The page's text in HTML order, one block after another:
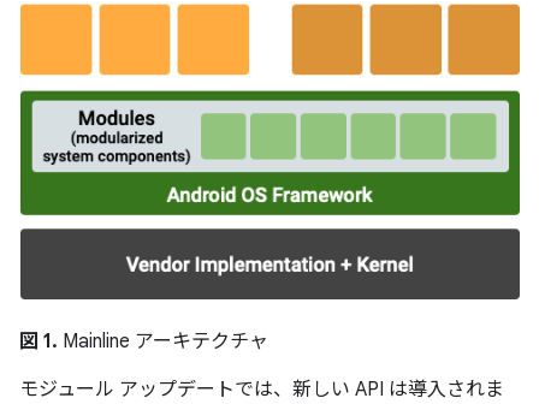
図 1. Mainline アーキテクチャ
モジュール アップデートでは、新しい API は導入されま